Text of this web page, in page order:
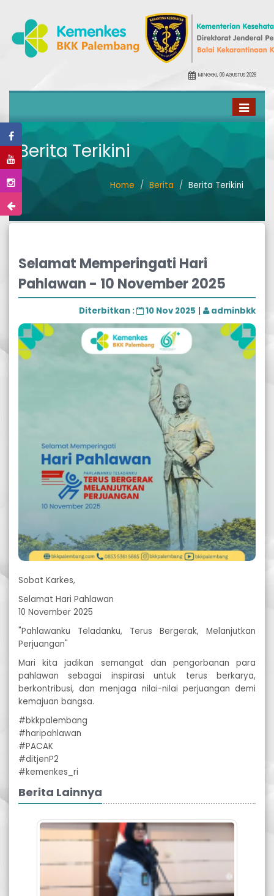
MINGGU, 09 AGUSTUS 2026
Toggle
Berita Terikini
Home Berita Berita Terikini
Selamat Memperingati Hari
Pahlawan - 10 November 2025
Diterbitkan : 10 Nov 2025 | adminbkk
Sobat Karkes,
Selamat Hari Pahlawan
10 November 2025
"Pahlawanku Teladanku, Terus Bergerak, Melanjutkan
Perjuangan"
Mari kita jadikan semangat dan pengorbanan para
pahlawan sebagai inspirasi untuk terus berkarya,
berkontribusi, dan menjaga nilai-nilai perjuangan demi
kemajuan bangsa.
#bkkpalembang
#haripahlawan
#PACAK
#ditjenP2
#kemenkes_ri
Berita Lainnya